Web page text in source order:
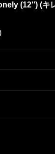
(12'') (キ